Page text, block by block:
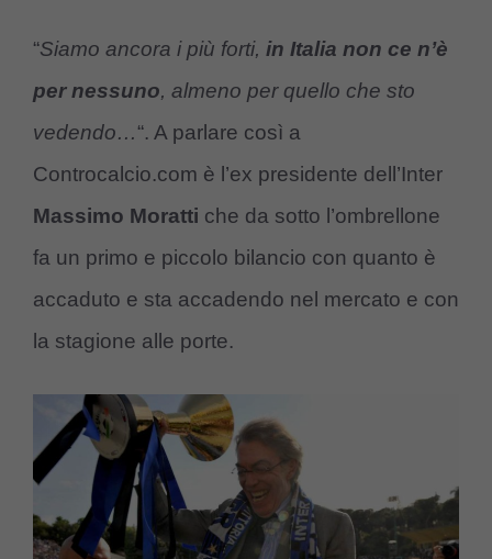
“Siamo ancora i più forti, in Italia non ce n’è
per nessuno, almeno per quello che sto
vedendo…“. A parlare così a
Controcalcio.com è l’ex presidente dell’Inter
Massimo Moratti che da sotto l’ombrellone
fa un primo e piccolo bilancio con quanto è
accaduto e sta accadendo nel mercato e con
la stagione alle porte.